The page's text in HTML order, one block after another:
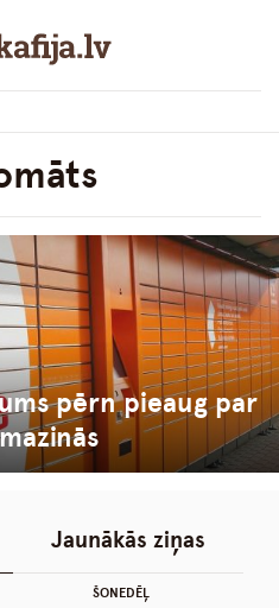
pērn pieaug par
ŠONEDĒĻ
Jaunākās ziņas